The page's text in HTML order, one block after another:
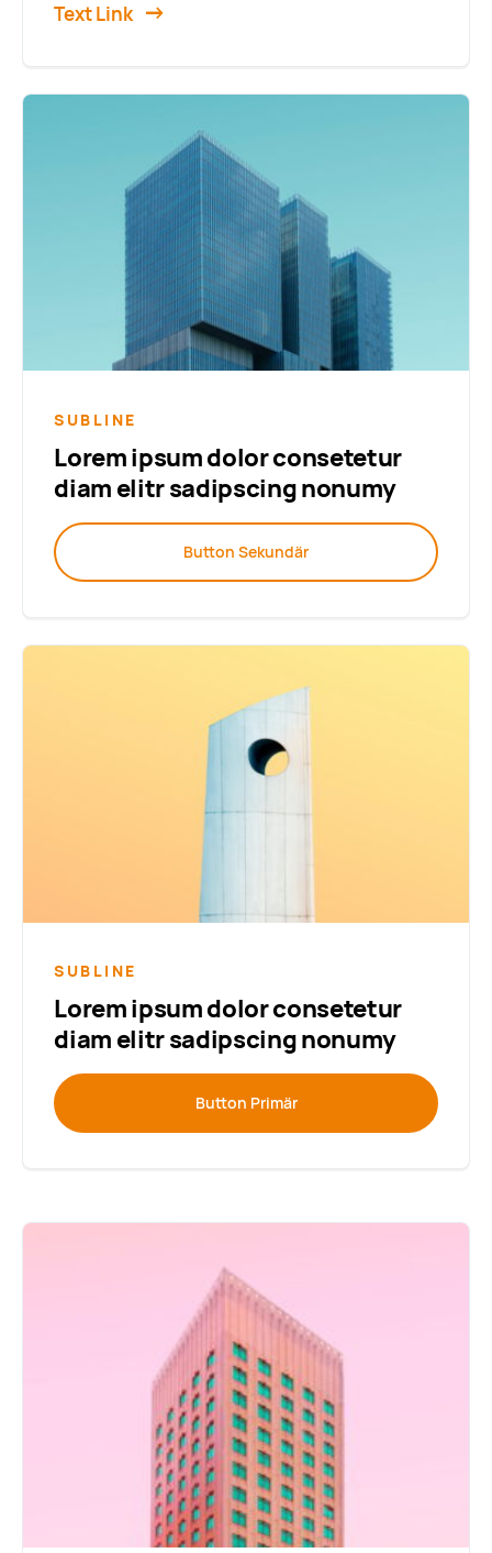
Text Link
SUBLINE
Lorem ipsum dolor consetetur
diam elitr sadipscing nonumy
Button Sekundär
SUBLINE
Lorem ipsum dolor consetetur
diam elitr sadipscing nonumy
Button Primär